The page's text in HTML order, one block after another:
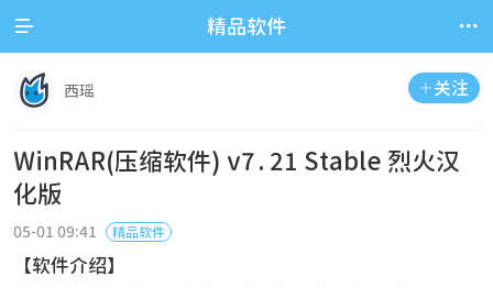
 精品软件 
 关注
西瑶
WinRAR(压缩软件) v7.21 Stable 烈火汉
化版
05-01 09:41 精品软件
【软件介绍】